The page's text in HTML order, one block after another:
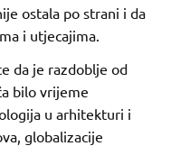
ostala po strani i da
i utjecajima.
da je razdoblje od
bilo vrijeme
u arhitekturi i
globalizacije